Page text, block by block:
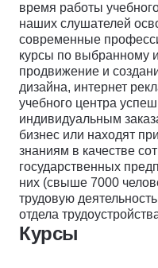
время работы
наших слушателей
современные
курсы по выбранному
продвижение и
дизайна, интернет
учебного центра
индивидуальным
бизнес или находят
знаниям в качестве
государственных
них (свыше 7000
трудовую
отдела
Курсы